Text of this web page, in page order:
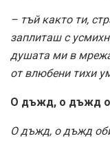
– тъй както ти,
заплиташ с
душата ми в
от влюбени тихи
О дъжд, о дъжд
О дъжд, о дъжд